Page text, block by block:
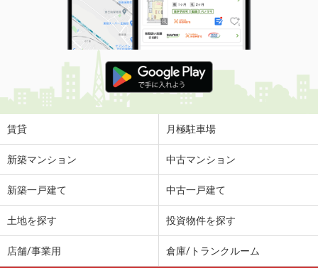
賃貸 月極駐車場
新築マンション 中古マンション
新築一戸建て 中古一戸建て
土地を探す 投資物件を探す
店舗/事業用 倉庫/トランクルーム